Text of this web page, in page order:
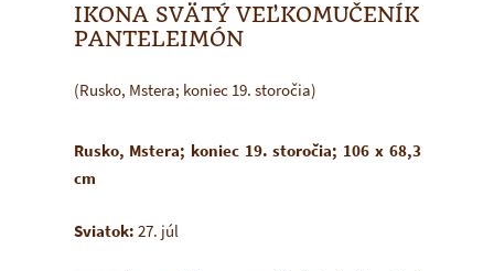
IKONA SVÄTÝ VEĽKOMUČENÍK
PANTELEIMÓN
(Rusko, Mstera; koniec 19. storočia)
Rusko, Mstera; koniec 19. storočia; 106 x 68,3
cm
Sviatok: 27. júl